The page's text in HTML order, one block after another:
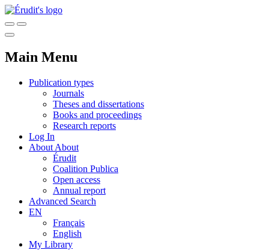
Main Menu
Publication types
Journals
Theses and dissertations
Books and proceedings
Research reports
Log In
About About
Érudit
Coalition Publica
Open access
Annual report
Advanced Search
EN
Français
English
My Library